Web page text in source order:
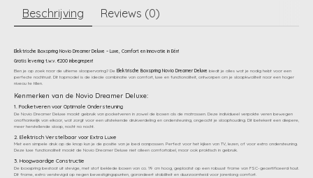
Beschrijving Reviews (0)
Elektrische Boxspring Novio Dreamer Deluxe – Luxe, Comfort en Innovatie in Eén!
Gratis levering t.w.v. €200 inbegrepen!
Ben je op zoek naar de ultieme slaapervaring? De Elektrische Boxspring Novio Dreamer Deluxe biedt je alles wat je nodig hebt voor een
perfecte nachtrust. Dit topmodel is de ideale combinatie van comfort, luxe en functionaliteit, ontworpen om je slaapkwaliteit naar een hoger
niveau te tillen.
Kenmerken van de Novio Dreamer Deluxe:
1. Pocketveren voor Optimale Ondersteuning
De Novio Dreamer Deluxe maakt gebruik van pocketveren in zowel de boxen als de matrassen. Deze individueel verpakte veren bewegen
onafhankelijk van elkaar, wat zorgt voor een uitstekende drukverdeling en ondersteuning, ongeacht je slaaphouding. Dit betekent een diepere,
meer herstellende slaap, nacht na nacht.
2. Elektrisch Verstelbaar voor Extra Luxe
Met een simpele druk op de knop kun je de positie van je bed aanpassen. Perfect voor het kijken van TV, lezen, of voor extra ondersteuning.
Deze luxe functionaliteit maakt de Novio Dreamer Deluxe niet alleen comfortabel, maar ook praktisch in gebruik.
3. Hoogwaardige Constructie
De boxspring bestaat uit stevige, met stof beklede boxen van ca. 19 cm hoog, geplaatst op een robuust frame van FSC-gecertificeerd hout.
Dit frame, extra verstevigd op negen bevestigingspunten, garandeert stabiliteit en duurzaamheid voor jarenlang comfort.